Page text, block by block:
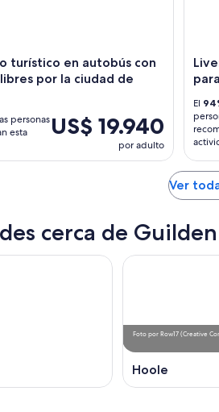
turístico en autobús con
por la ciudad de
US$ 19.940
por adulto
personas
esta
El
Ver
cerca de
Foto por Row17 (Creative
Hoole